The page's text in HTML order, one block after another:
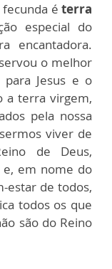
fecunda é terra
especial do
encantadora.
o melhor
Jesus e o
a terra virgem,
pela nossa
viver de
de Deus,
e, em nome do
estar de todos,
todos os que
são do Reino